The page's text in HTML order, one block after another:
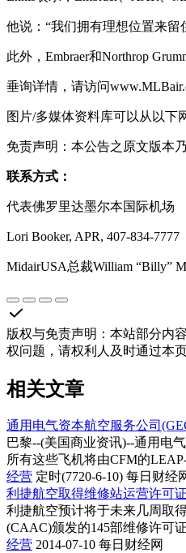
他说：“我们拥有理想位置来
此外，Embraer和Northrop
垂询详情，请访问
图片/多媒体资料库可以从以下
免责声明：本公告之原文版本
联系方式：
代表佛罗里达墨尔本国际机场
Lori Booker, APR, 407-834-7777
MidairUSA总裁William “Billy”
版权与免责声明 ： 本站部分内
权问题，请权利人及时通过本
相关文章
通用电气资本航空服务公司
巴黎--(美国商业资讯)--通用电
所有这些飞机将由CFM的
经营 定时(7720-6-10) 每日财经
利捷航空取得维修站运营许可证
利捷航空预计将于未来几周取
(CAAC)颁发的145部维修许可
经营 2014-07-10 每日财经网